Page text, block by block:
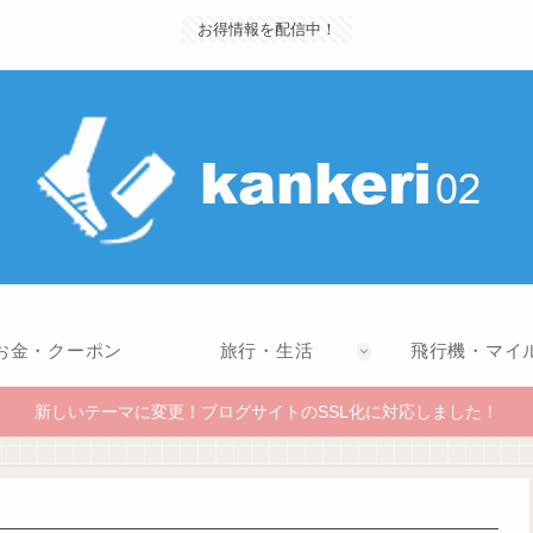
お得情報を配信中！
金・クーポン 旅行・生活 飛行機・マイ
新しいテーマに変更！ブログサイトのSSL化に対応しました！